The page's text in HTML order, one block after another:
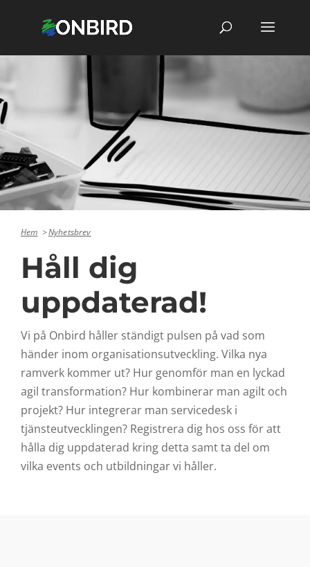
Hem Nyhetsbrev
Håll dig
uppdaterad!
Vi på Onbird håller ständigt pulsen på vad som
händer inom organisationsutveckling. Vilka nya
ramverk kommer ut? Hur genomför man en lyckad
agil transformation? Hur kombinerar man agilt och
projekt? Hur integrerar man servicedesk i
tjänsteutvecklingen? Registrera dig hos oss för att
hålla dig uppdaterad kring detta samt ta del om
vilka events och utbildningar vi håller.